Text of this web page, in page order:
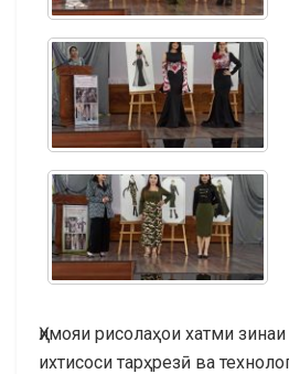
Ҳимояи рисолаҳои хатми
ихтисоси тарҳрезӣ ва